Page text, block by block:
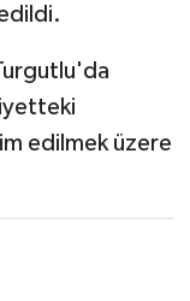
edilmek üzere